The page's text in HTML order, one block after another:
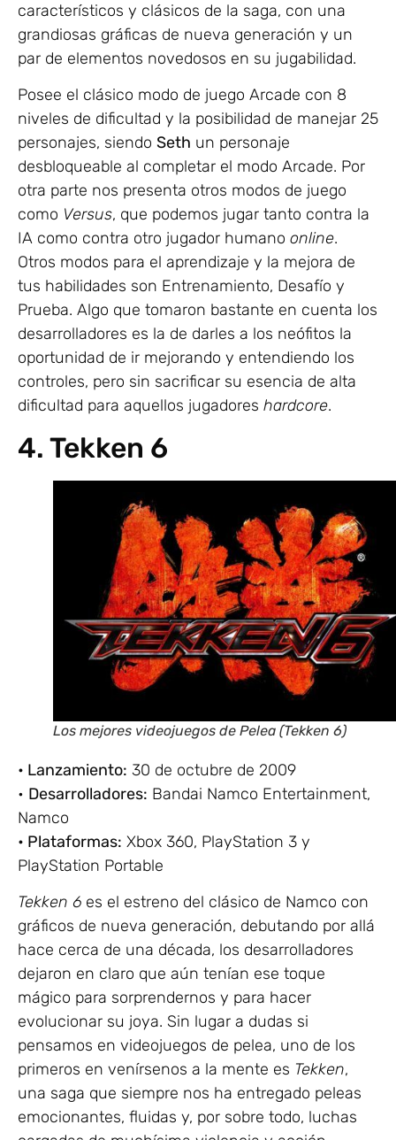
característicos y clásicos de la saga, con una
grandiosas gráficas de nueva generación y un
par de elementos novedosos en su jugabilidad.
Posee el clásico modo de juego Arcade con 8
niveles de dificultad y la posibilidad de manejar 25
personajes, siendo Seth un personaje
desbloqueable al completar el modo Arcade. Por
otra parte nos presenta otros modos de juego
como Versus, que podemos jugar tanto contra la
IA como contra otro jugador humano online.
Otros modos para el aprendizaje y la mejora de
tus habilidades son Entrenamiento, Desafío y
Prueba. Algo que tomaron bastante en cuenta los
desarrolladores es la de darles a los neófitos la
oportunidad de ir mejorando y entendiendo los
controles, pero sin sacrificar su esencia de alta
dificultad para aquellos jugadores hardcore.
4. Tekken 6
Los mejores videojuegos de Pelea (Tekken 6)
• Lanzamiento: 30 de octubre de 2009
• Desarrolladores: Bandai Namco Entertainment,
Namco
• Plataformas: Xbox 360, PlayStation 3 y
PlayStation Portable
Tekken 6 es el estreno del clásico de Namco con
gráficos de nueva generación, debutando por allá
hace cerca de una década, los desarrolladores
dejaron en claro que aún tenían ese toque
mágico para sorprendernos y para hacer
evolucionar su joya. Sin lugar a dudas si
pensamos en videojuegos de pelea, uno de los
primeros en venírsenos a la mente es Tekken,
una saga que siempre nos ha entregado peleas
emocionantes, fluidas y, por sobre todo, luchas